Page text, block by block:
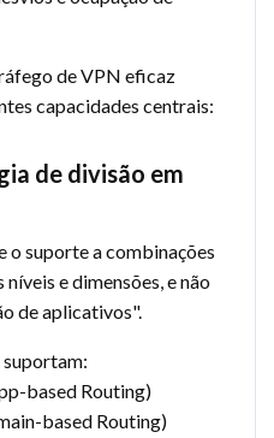
de VPN eficaz
capacidades centrais:
de divisão em
o suporte a combinações
e dimensões, e não
de aplicativos".
based Routing)
based Routing)